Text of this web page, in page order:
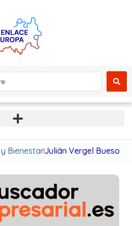
BienestarJulián Vergel Bueso